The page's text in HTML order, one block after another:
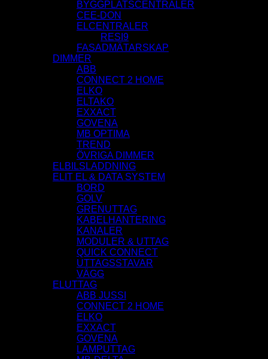
BYGGPLATSCENTRALER
CEE-DON
ELCENTRALER
RESI9
FASADMÄTARSKAP
DIMMER
ABB
CONNECT 2 HOME
ELKO
ELTAKO
EXXACT
GOVENA
MB OPTIMA
TREND
ÖVRIGA DIMMER
ELBILSLADDNING
ELIT EL & DATA SYSTEM
BORD
GOLV
GRENUTTAG
KABELHANTERING
KANALER
MODULER & UTTAG
QUICK CONNECT
UTTAGSSTAVAR
VÄGG
ELUTTAG
ABB JUSSI
CONNECT 2 HOME
ELKO
EXXACT
GOVENA
LAMPUTTAG